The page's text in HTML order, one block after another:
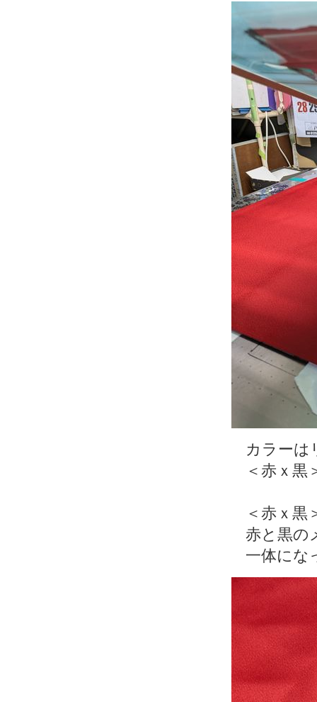
カラーは
＜赤ｘ黒
＜赤ｘ黒
赤と黒の
一体にな